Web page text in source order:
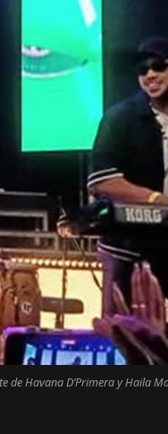
de Havana D’Primera y Haila